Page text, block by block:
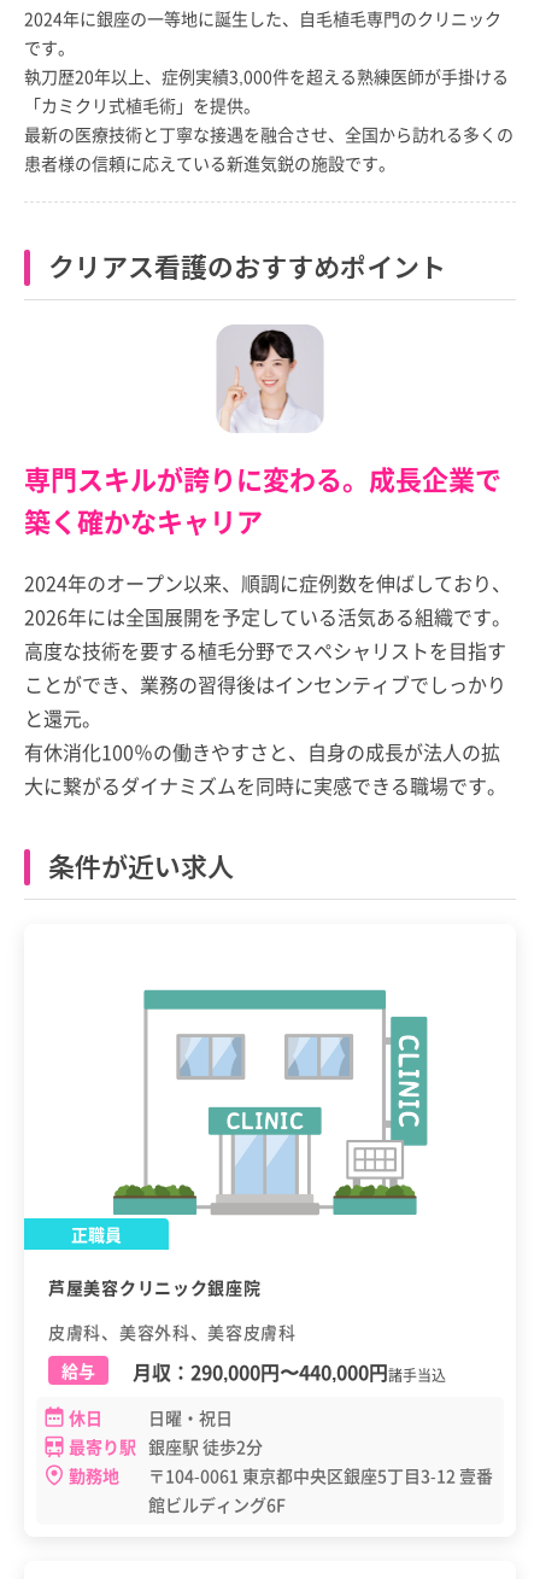
2024年に銀座の一等地に誕生した、自毛植毛専門のクリニック
です。
執刀歴20年以上、症例実績3,000件を超える熟練医師が手掛ける
「カミクリ式植毛術」を提供。
最新の医療技術と丁寧な接遇を融合させ、全国から訪れる多くの
患者様の信頼に応えている新進気鋭の施設です。
クリアス看護のおすすめポイント
専門スキルが誇りに変わる。成長企業で
築く確かなキャリア
2024年のオープン以来、順調に症例数を伸ばしており、
2026年には全国展開を予定している活気ある組織です。
高度な技術を要する植毛分野でスペシャリストを目指す
ことができ、業務の習得後はインセンティブでしっかり
と還元。
有休消化100％の働きやすさと、自身の成長が法人の拡
大に繋がるダイナミズムを同時に実感できる職場です。
条件が近い求人
正職員
芦屋美容クリニック銀座院
皮膚科、美容外科、美容皮膚科
給与
月収： 290,000円〜440,000円諸手当込
休日
日曜・祝日
最寄り駅 銀座駅 徒歩2分
勤務地
〒104-0061 東京都中央区銀座5丁目3-12 壹番
館ビルディング6F